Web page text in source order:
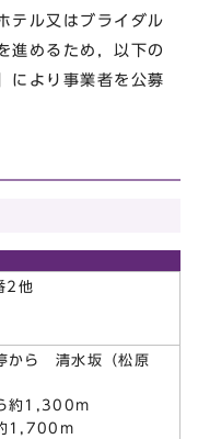
テル又はブライダル
進めるため，以下の
により事業者を公募
2他
から 清水坂（松原
約1,300m
約1,700m